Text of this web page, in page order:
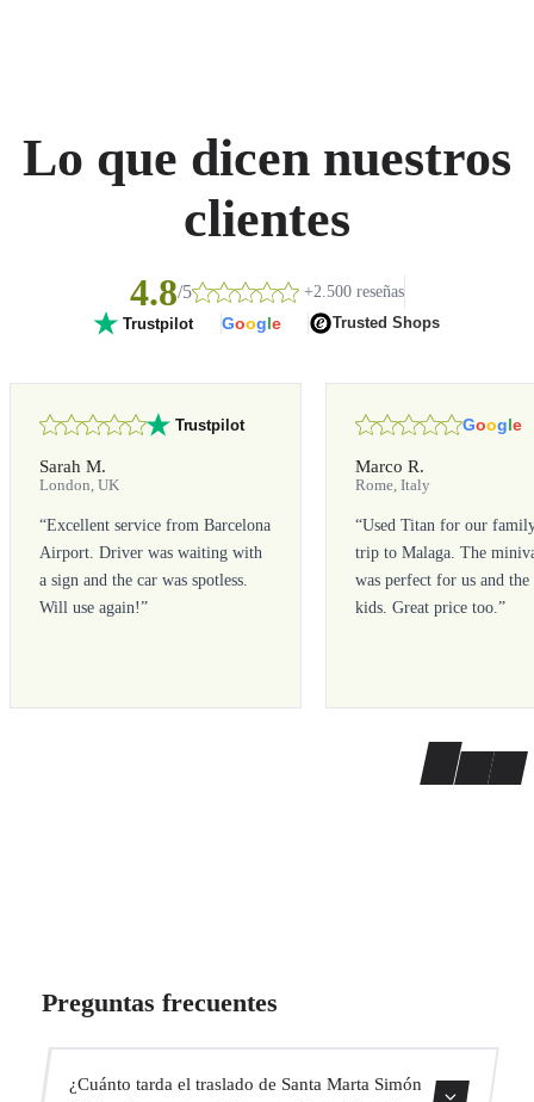
Lo que dicen nuestros
clientes
4.8/5 +2.500 reseñas
Trustpilot Google Trusted Shops
Trustpilot
Sarah M.
London, UK
“Excellent service from Barcelona
Airport. Driver was waiting with
a sign and the car was spotless.
Will use again!”
Google
Marco R.
Rome, Italy
“Used Titan for our
trip to Malaga. The
was perfect for us and the
kids. Great price too.”
Preguntas frecuentes
¿Cuánto tarda el traslado de Santa Marta Simón